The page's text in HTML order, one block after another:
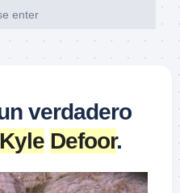
verdadero
Kyle Defoor.